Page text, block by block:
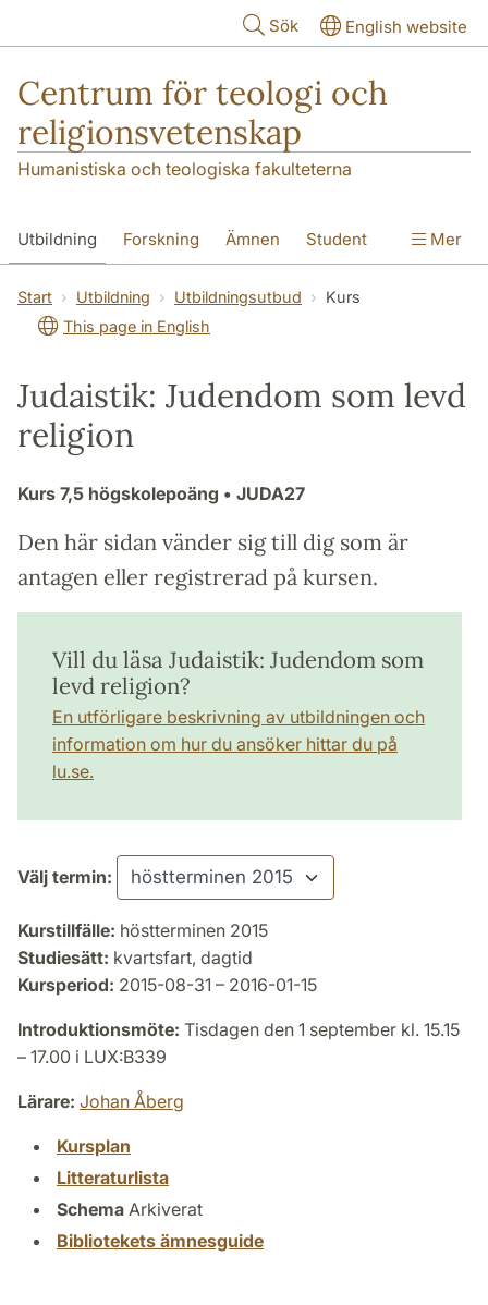
Sök English website
Centrum för teologi och
religionsvetenskap
Humanistiska och teologiska fakulteterna
Utbildning Forskning Ämnen Student
Institutionen
Mer
Start Utbildning Utbildningsutbud
Kurs
This page in English
Judaistik: Judendom som levd
religion
Kurs 7,5 högskolepoäng • JUDA27
Den här sidan vänder sig till dig som är
antagen eller registrerad på kursen.
Vill du läsa Judaistik: Judendom som
levd religion?
En utförligare beskrivning av utbildningen och
information om hur du ansöker hittar du på
lu.se.
Välj termin:
Kurstillfälle: höstterminen 2015
Studiesätt: kvartsfart, dagtid
Kursperiod: 2015-08-31 – 2016-01-15
Introduktionsmöte: Tisdagen den 1 september kl. 15.15
– 17.00 i LUX:B339
Lärare: Johan Åberg
Kursplan
Litteraturlista
Schema Arkiverat
Bibliotekets ämnesguide